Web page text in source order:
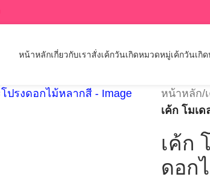
หน้าหลักเกี่ยวกับเราสั่งเค้กวันเกิดหมวดหมู่เค้กวันเกิด
หน้าหลัก/
เค้ก โมเ
เค้ก
ดอก